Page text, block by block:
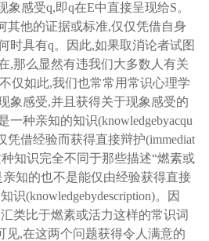
感受q,即q在E中直接呈现给S。
其他的证据或标准,仅仅凭借自身
时具有q。因此,如果取消论者试图
,那么显然有违我们大多数人有关
仅如此,我们也常常用常识心理学
象感受,并且获得关于现象感受的
一种亲知的知识(knowledgebyacqu
凭借经验而获得直接辩护(immediat
知识完全不同于那些描述“燃素或
知的也不是能仅由经验获得直接
识(knowledgebydescription)。因
类比于燃素或活力这样的常识词
见,在这两个问题获得令人满意的